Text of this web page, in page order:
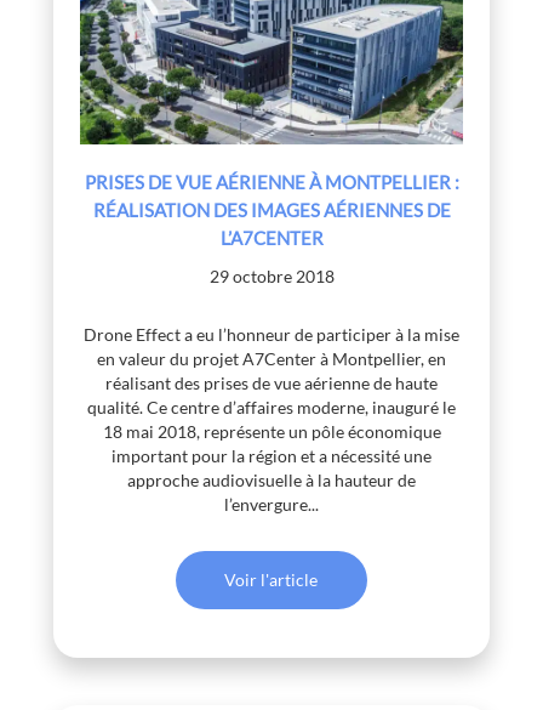
PRISES DE VUE AÉRIENNE À MONTPELLIER :
RÉALISATION DES IMAGES AÉRIENNES DE
L’A7CENTER
29 octobre 2018
Drone Effect a eu l’honneur de participer à la mise
en valeur du projet A7Center à Montpellier, en
réalisant des prises de vue aérienne de haute
qualité. Ce centre d’affaires moderne, inauguré le
18 mai 2018, représente un pôle économique
important pour la région et a nécessité une
approche audiovisuelle à la hauteur de
l’envergure...
Voir l'article